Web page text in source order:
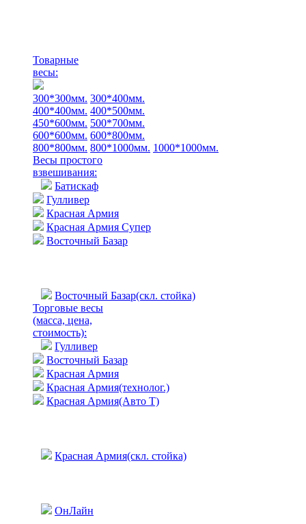
Товарные
весы:
300*300мм. 300*400мм.
400*400мм. 400*500мм.
450*600мм. 500*700мм.
600*600мм. 600*800мм.
800*800мм. 800*1000мм. 1000*1000мм.
Весы простого
взвешивания:
Батискаф
Гулливер
Красная Армия
Красная Армия Супер
Восточный Базар
Восточный Базар(скл. стойка)
Торговые весы
(масса, цена,
стоимость):
Гулливер
Восточный Базар
Красная Армия
Красная Армия(технолог.)
Красная Армия(Авто Т)
Красная Армия(скл. стойка)
ОнЛайн